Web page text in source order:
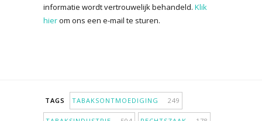
informatie wordt vertrouwelijk behandeld. Klik
hierom ons een e-mail te sturen.
TAGS TABAKSONTMOEDIGING 249